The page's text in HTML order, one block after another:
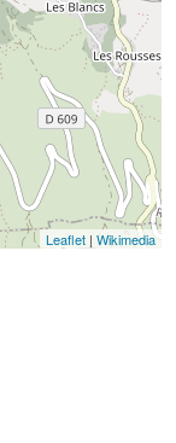
connect.com
club (17 km).
Parcours.